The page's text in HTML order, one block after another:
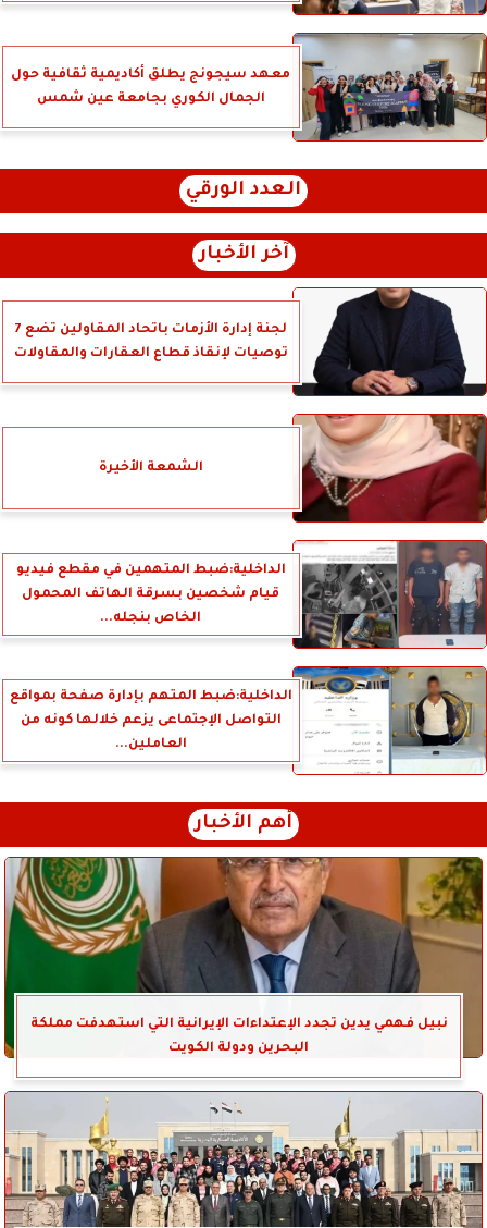
معهد سيجونج يطلق أكاديمية ثقافية حول
الجمال الكوري بجامعة عين شمس
العدد الورقي
آخر الأخبار
لجنة إدارة الأزمات باتحاد المقاولين تضع 7
توصيات لإنقاذ قطاع العقارات والمقاولات
الشمعة الأخيرة
الداخلية:ضبط المتهمين في مقطع فيديو
قيام شخصين بسرقة الهاتف المحمول
الخاص بنجله...
الداخلية:ضبط المتهم بإدارة صفحة بمواقع
التواصل الإجتماعى يزعم خلالها كونه من
العاملين...
أهم الأخبار
نبيل فهمي يدين تجدد الإعتداءات الإيرانية التي استهدفت مملكة
البحرين ودولة الكويت